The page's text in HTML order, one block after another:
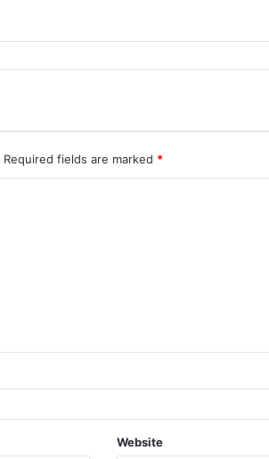
Required fields are marked *
Website